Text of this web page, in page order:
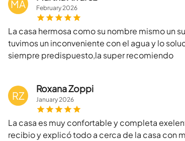
MA February2026
La casa hermosa como su nombre mismo un
tuvimos un inconveniente con el agua y lo
siempre predispuesto,la super recomiendo
RZ
Roxana Zoppi
January2026
La casa es muy confortable y completa
recibio y explicó todo a cerca de la casa con